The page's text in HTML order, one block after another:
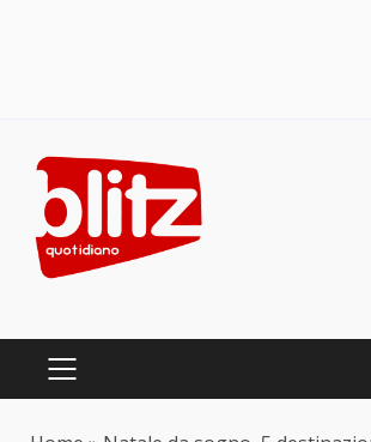
content
PRIMARY